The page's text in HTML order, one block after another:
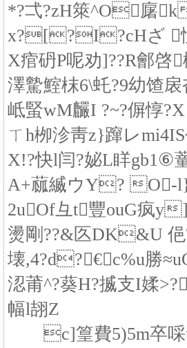
*?弌?zH箂^O廜k
x?[?I?cHざ 
X痯砃P呢劝]??R鄶啓
澤驇鰘枺6\虴?9幼馇
岻蜸wM麣I ?~?偋惇
ㄒh栁沴靑z}蹿レ
X!?快l闫?妼L眻gb1⑥蕫-
A+蓏縅ウY? O-
2uOf彑t豐ouG疯y
燙剛??&匛DK&U
壊,4?d?€c%u勝
涊莆^?葵H?揻支I媃
幅l翓Z
c]篁費5)5m卒啋